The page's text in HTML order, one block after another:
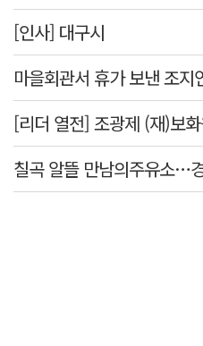
[인사] 대구시
마을회관서 휴가 보낸 조